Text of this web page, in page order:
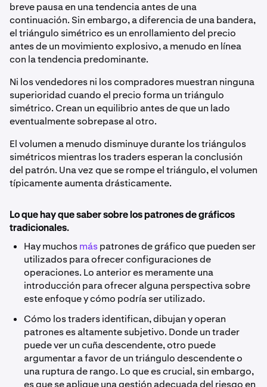
breve pausa en una tendencia antes de una
continuación. Sin embargo, a diferencia de una bandera,
el triángulo simétrico es un enrollamiento del precio
antes de un movimiento explosivo, a menudo en línea
con la tendencia predominante.
Ni los vendedores ni los compradores muestran ninguna
superioridad cuando el precio forma un triángulo
simétrico. Crean un equilibrio antes de que un lado
eventualmente sobrepase al otro.
El volumen a menudo disminuye durante los triángulos
simétricos mientras los traders esperan la conclusión
del patrón. Una vez que se rompe el triángulo, el volumen
típicamente aumenta drásticamente.
Lo que hay que saber sobre los patrones de gráficos
tradicionales.
Hay muchosmáspatrones de gráfico que pueden ser
utilizados para ofrecer configuraciones de
operaciones. Lo anterior es meramente una
introducción para ofrecer alguna perspectiva sobre
este enfoque y cómo podría ser utilizado.
Cómo los traders identifican, dibujan y operan
patrones es altamente subjetivo. Donde un trader
puede ver un cuña descendente, otro puede
argumentar a favor de un triángulo descendente o
una ruptura de rango. Lo que es crucial, sin embargo,
es que se aplique una gestión adecuada del riesgo en